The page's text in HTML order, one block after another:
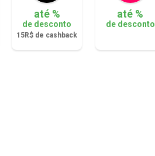
até %
de desconto
15R$ de cashback
até %
de desconto